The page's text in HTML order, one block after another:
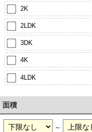
2K
2LDK
3DK
4K
4LDK
面積
～